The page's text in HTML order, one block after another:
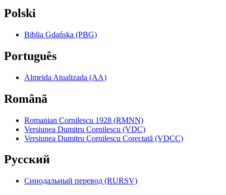
Polski
Biblia Gdańska (PBG)
Português
Almeida Atualizada (AA)
Română
Romanian Cornilescu 1928 (RMNN)
Versiunea Dumitru Cornilescu (VDC)
Versiunea Dumitru Cornilescu Corectată (VDCC)
Pyccкий
Синодальный перевод (RURSV)